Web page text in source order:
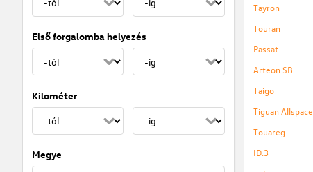
Első forgalomba helyezés
Kilométer
Megye
Tayron
Touran
Passat
Arteon SB
Taigo
Tiguan Allspace
Touareg
ID.3